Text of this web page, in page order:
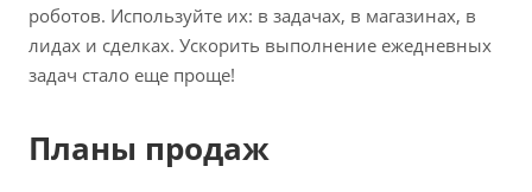
роботов. Используйте их: в задачах, в магазинах, в
лидах и сделках. Ускорить выполнение ежедневных
задач стало еще проще!
Планы продаж